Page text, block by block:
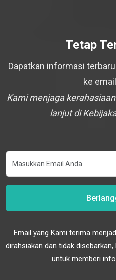
Tetap
Dapatkan informasi
ke
Kami menjaga
lanjut di
Email yang Kami terima
dirahsiakan dan tidak disebarkan,
untuk memberi